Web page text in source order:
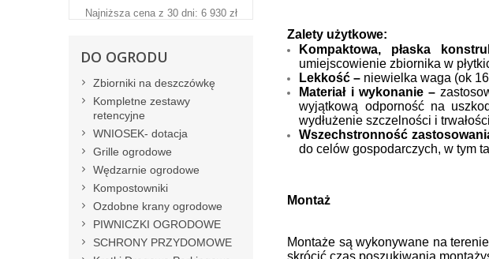
Zalety użytkowe:
Kompaktowa, płaska
umiejscowienie zbiornika w
Lekkość – niewielka waga (ok
Materiał i wykonanie –
wyjątkową odporność na
wydłużenie szczelności i
Wszechstronność
do celów gospodarczych, w tym
Montaż
Montaże są wykonywane na
Najniższa cena z 30 dni: 6 930 zł
DO OGRODU
Zbiorniki na deszczówkę
Kompletne zestawy
retencyjne
WNIOSEK- dotacja
Grille ogrodowe
Wędzarnie ogrodowe
Kompostowniki
Ozdobne krany ogrodowe
PIWNICZKI OGRODOWE
SCHRONY PRZYDOMOWE